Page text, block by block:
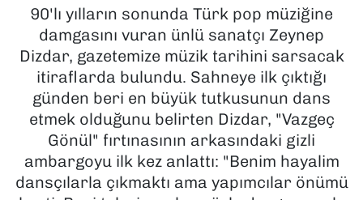
90'lı yılların sonunda Türk pop müziğine
damgasını vuran ünlü sanatçı Zeynep
Dizdar, gazetemize müzik tarihini sarsacak
itiraflarda bulundu. Sahneye ilk çıktığı
günden beri en büyük tutkusunun dans
etmek olduğunu belirten Dizdar, "Vazgeç
Gönül" fırtınasının arkasındaki gizli
ambargoyu ilk kez anlattı: "Benim hayalim
dansçılarla çıkmaktı ama yapımcılar önümü
MAGAZİN
POLİTİKA
SAĞLIK
SPOR
TEKNOLOJİ
Haber Arşivi